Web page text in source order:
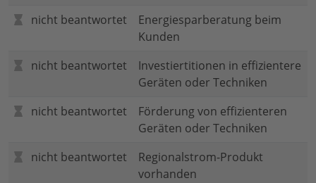
nicht beantwortet
Energiesparberatung beim
Kunden
nicht beantwortet
Investiertitionen in effizientere
Geräten oder Techniken
nicht beantwortet
Förderung von effizienteren
Geräten oder Techniken
nicht beantwortet
Regionalstrom-Produkt
vorhanden